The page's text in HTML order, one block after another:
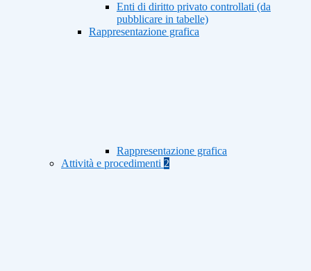
Enti di diritto privato controllati (da
pubblicare in tabelle)
Rappresentazione grafica
Rappresentazione grafica
Attività e procedimenti 2